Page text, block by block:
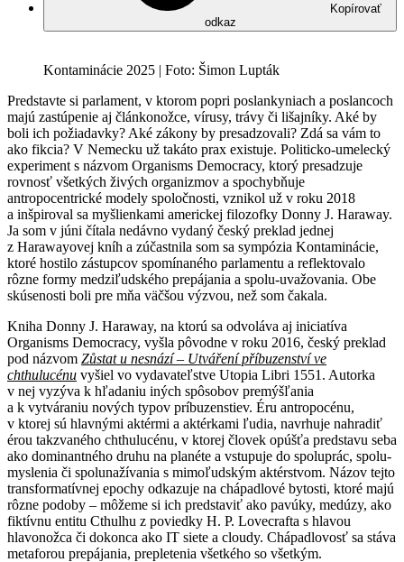
Kopírovať
odkaz
Kontaminácie 2025 | Foto: Šimon Lupták
Predstavte si parlament, v ktorom popri poslankyniach a poslancoch
majú zastúpenie aj článkonožce, vírusy, trávy či lišajníky. Aké by
boli ich požiadavky? Aké zákony by presadzovali? Zdá sa vám to
ako fikcia? V Nemecku už takáto prax existuje. Politicko-umelecký
experiment s názvom Organisms Democracy, ktorý presadzuje
rovnosť všetkých živých organizmov a spochybňuje
antropocentrické modely spoločnosti, vznikol už v roku 2018
a inšpiroval sa myšlienkami americkej filozofky Donny J. Haraway.
Ja som v júni čítala nedávno vydaný český preklad jednej
z Harawayovej kníh a zúčastnila som sa sympózia Kontaminácie,
ktoré hostilo zástupcov spomínaného parlamentu a reflektovalo
rôzne formy medziľudského prepájania a spolu-uvažovania. Obe
skúsenosti boli pre mňa väčšou výzvou, než som čakala.
Kniha Donny J. Haraway, na ktorú sa odvoláva aj iniciatíva
Organisms Democracy, vyšla pôvodne v roku 2016, český preklad
pod názvom Zůstat u nesnází – Utváření příbuzenství ve
chthulucénu vyšiel vo vydavateľstve Utopia Libri 1551. Autorka
v nej vyzýva k hľadaniu iných spôsobov premýšľania
a k vytváraniu nových typov príbuzenstiev. Éru antropocénu,
v ktorej sú hlavnými aktérmi a aktérkami ľudia, navrhuje nahradiť
érou takzvaného chthulucénu, v ktorej človek opúšťa predstavu seba
ako dominantného druhu na planéte a vstupuje do spoluprác, spolu-
myslenia či spolunažívania s mimoľudským aktérstvom. Názov tejto
transformatívnej epochy odkazuje na chápadlové bytosti, ktoré majú
rôzne podoby – môžeme si ich predstaviť ako pavúky, medúzy, ako
fiktívnu entitu Cthulhu z poviedky H. P. Lovecrafta s hlavou
hlavonožca či dokonca ako IT siete a cloudy. Chápadlovosť sa stáva
metaforou prepájania, prepletenia všetkého so všetkým.